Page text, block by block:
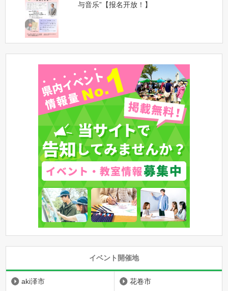
与音乐”【报名开放！】
イベント開催地
aki泽市 花卷市